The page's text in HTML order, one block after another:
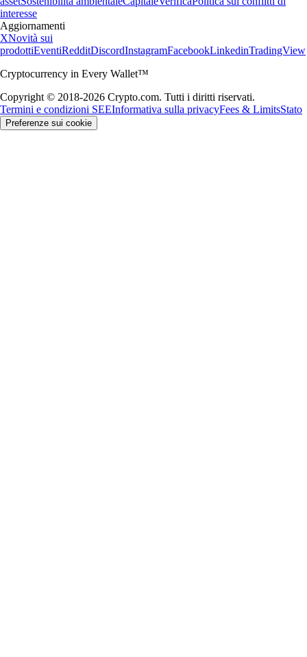
interesse
Aggiornamenti
XNovità sui
prodottiEventiRedditDiscordInstagramFacebookLinkedinTradingView
Cryptocurrency in Every Wallet™
Copyright © 2018-2026 Crypto.com. Tutti i diritti riservati.
Termini e condizioni SEEInformativa sulla privacyFees & LimitsStato
Preferenze sui cookie